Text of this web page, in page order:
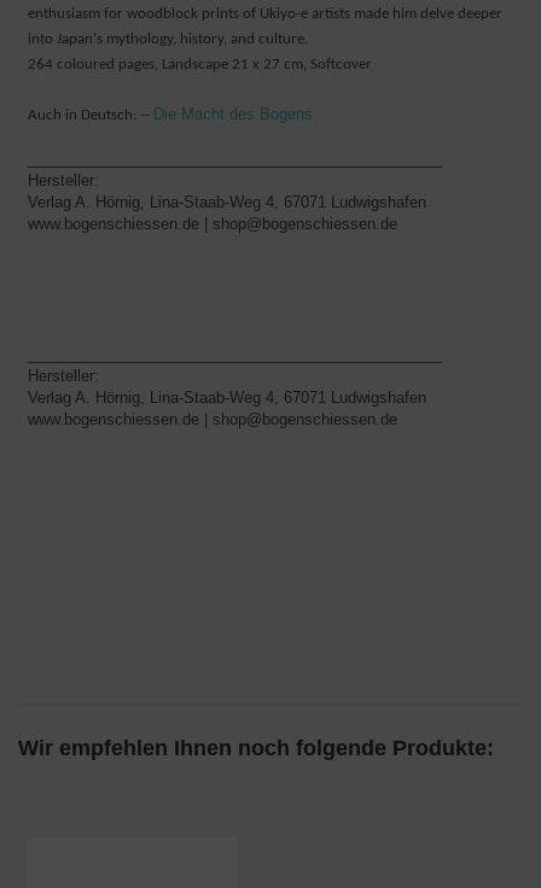
enthusiasm for woodblock prints of Ukiyo-e artists made him delve deeper
into Japan's mythology, history, and culture.
264 coloured pages, Landscape 21 x 27 cm, Softcover
Auch in Deutsch: -- Die Macht des Bogens
Hersteller:
Verlag A. Hörnig, Lina-Staab-Weg 4, 67071 Ludwigshafen
www.bogenschiessen.de | shop@bogenschiessen.de
Hersteller:
Verlag A. Hörnig, Lina-Staab-Weg 4, 67071 Ludwigshafen
www.bogenschiessen.de | shop@bogenschiessen.de
Wir empfehlen Ihnen noch folgende Produkte: